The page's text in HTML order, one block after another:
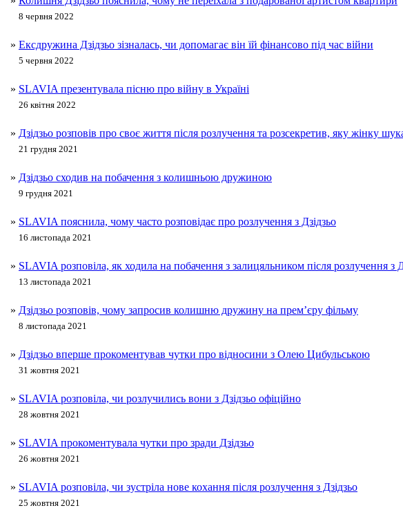
8 червня 2022
» Ексдружина Дзідзьо зізналась, чи допомагає він їй фінансово під час війни
5 червня 2022
» SLAVIA презентувала пісню про війну в Україні
26 квітня 2022
» Дзідзьо розповів про своє життя після розлучення та розсекретив, яку жінку
21 грудня 2021
» Дзідзьо сходив на побачення з колишньою дружиною
9 грудня 2021
» SLAVIA пояснила, чому часто розповідає про розлучення з Дзідзьо
16 листопада 2021
» SLAVIA розповіла, як ходила на побачення з залицяльником після розлучення з
13 листопада 2021
» Дзідзьо розповів, чому запросив колишню дружину на прем’єру фільму
8 листопада 2021
» Дзідзьо вперше прокоментував чутки про відносини з Олею Цибульською
31 жовтня 2021
» SLAVIA розповіла, чи розлучились вони з Дзідзьо офіційно
28 жовтня 2021
» SLAVIA прокоментувала чутки про зради Дзідзьо
26 жовтня 2021
» SLAVIA розповіла, чи зустріла нове кохання після розлучення з Дзідзьо
25 жовтня 2021